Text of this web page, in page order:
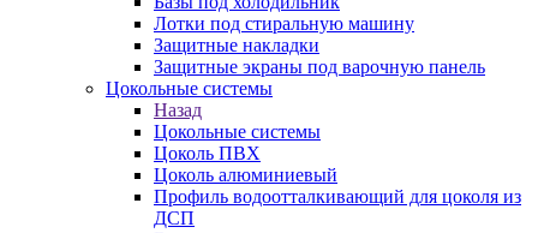
Лотки под стиральную машину
Защитные накладки
Защитные экраны под варочную панель
Цокольные системы
Назад
Цокольные системы
Цоколь ПВХ
Цоколь алюминиевый
Профиль водоотталкивающий для цоколя из
ДСП